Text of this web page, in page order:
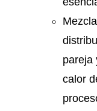
pareja
calor